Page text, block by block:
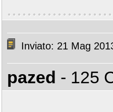
Inviato: 21 Mag
pazed - 125